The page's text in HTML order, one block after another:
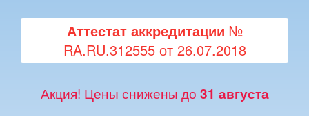
Аттестат аккредитации №
RA.RU.312555 от 26.07.2018
Акция! Цены снижены до 31 августа